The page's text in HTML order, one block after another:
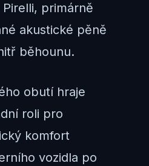
primárně
akustické pěně
běhounu.
obutí hraje
roli pro
komfort
vozidla po